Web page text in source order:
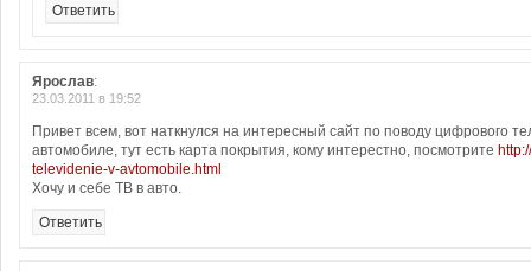
Ответить
Ярослав:
23.03.2011 в 19:52
Привет всем, вот наткнулся на интересный сайт по поводу цифрового
автомобиле, тут есть карта покрытия, кому интерестно, посмотрите
televidenie-v-avtomobile.html
Хочу и себе ТВ в авто.
Ответить